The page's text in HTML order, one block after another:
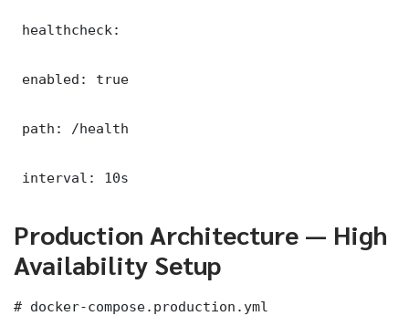
healthcheck:
enabled: true
path: /health
interval: 10s
Production Architecture — High
Availability Setup
# docker-compose.production.yml